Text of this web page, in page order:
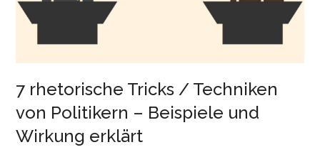
7 rhetorische Tricks / Techniken
von Politikern – Beispiele und
Wirkung erklärt